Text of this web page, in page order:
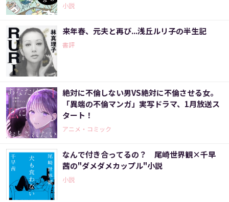
小説
来年春、元夫と再び...浅丘ルリ子の半生記
書評
絶対に不倫しない男VS絶対に不倫させる女。
「異端の不倫マンガ」実写ドラマ、1月放送ス
タート！
アニメ・コミック
なんで付き合ってるの？ 尾崎世界観×千早
茜の"ダメダメカップル"小説
小説